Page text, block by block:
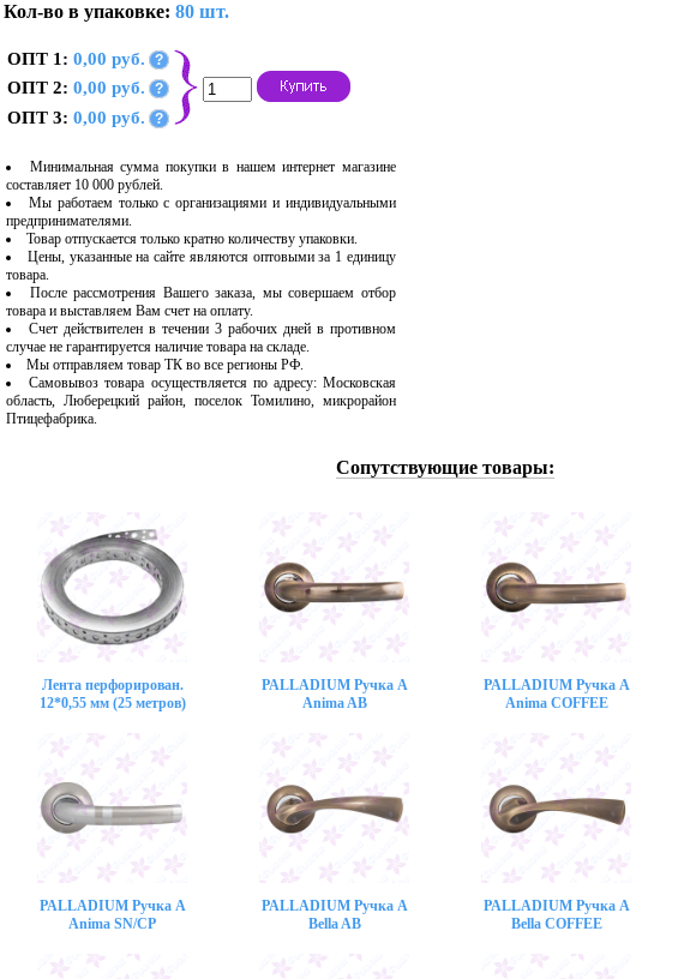
Кол-во в упаковке: 80 шт.
ОПТ 1: 0,00 руб. ?
ОПТ 2: 0,00 руб. ?
ОПТ 3: 0,00 руб. ?
Минимальная сумма покупки в нашем интернет магазине
составляет 10 000 рублей.
Мы работаем только с организациями и индивидуальными
предпринимателями.
Товар отпускается только кратно количеству упаковки.
Цены, указанные на сайте являются оптовыми за 1 единицу
товара.
После рассмотрения Вашего заказа, мы совершаем отбор
товара и выставляем Вам счет на оплату.
Счет действителен в течении 3 рабочих дней в противном
случае не гарантируется наличие товара на складе.
Мы отправляем товар ТК во все регионы РФ.
Самовывоз товара осуществляется по адресу: Московская
область, Люберецкий район, поселок Томилино, микрорайон
Птицефабрика.
Сопутствующие товары:
Лента перфорирован.
12*0,55 мм (25 метров)
PALLADIUM Ручка A
Anima AB
PALLADIUM Ручка A
Anima COFFEE
PALLADIUM Ручка A
Anima SN/CP
PALLADIUM Ручка A
Bella AB
PALLADIUM Ручка A
Bella COFFEE